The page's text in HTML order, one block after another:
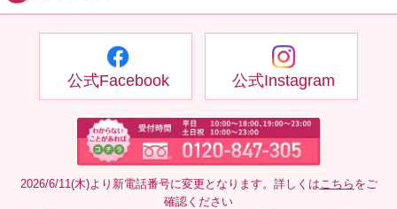
公式Facebook 公式Instagram
2026/6/11(木)より新電話番号に変更となります。詳しくは こちら をご
確認ください